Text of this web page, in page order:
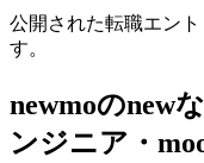
公開された転職エン
す。
newmoのnew
ンジニア・